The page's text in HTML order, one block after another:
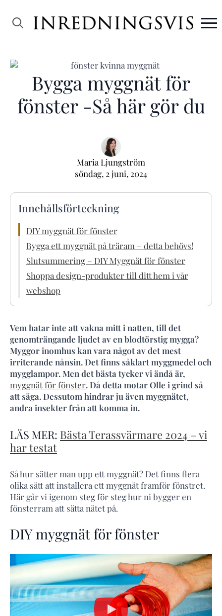
Bygga myggnät för
fönster -Så här gör du
Maria Ljungström
söndag, 2 juni, 2024
Innehållsförteckning
DIY myggnät för fönster
Bygga ett myggnät på träram – detta behövs!
Slutsummering – DIY Myggnät för fönster
Shoppa design-produkter till ditt hem i vår
webshop
Vem hatar inte att vakna mitt i natten, till det
genomträngande ljudet av en blodtörstig mygga?
Myggor inomhus kan vara något av det mest
irriterande nånsin. Det finns såklart myggmedel och
mygglampor. Men det bästa tycker vi ändå är,
myggnät för fönster. Då detta motar Olle i grind så
att säga. Dessutom hindrar ju även myggnätet,
andra insekter från att komma in.
LÄS MER: Bästa Terassvärmare 2024 – vi
har testat
Så hur sätter man upp ett myggnät? Det finns flera
olika sätt att installera ett myggnät framför fönstret.
Här går vi igenom steg för steg hur ni bygger en
fönsterram att sätta nätet på.
DIY myggnät för fönster